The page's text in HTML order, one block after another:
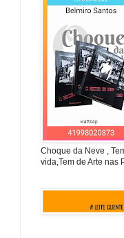
Choque da Neve ,
vida,Tem de Arte nas